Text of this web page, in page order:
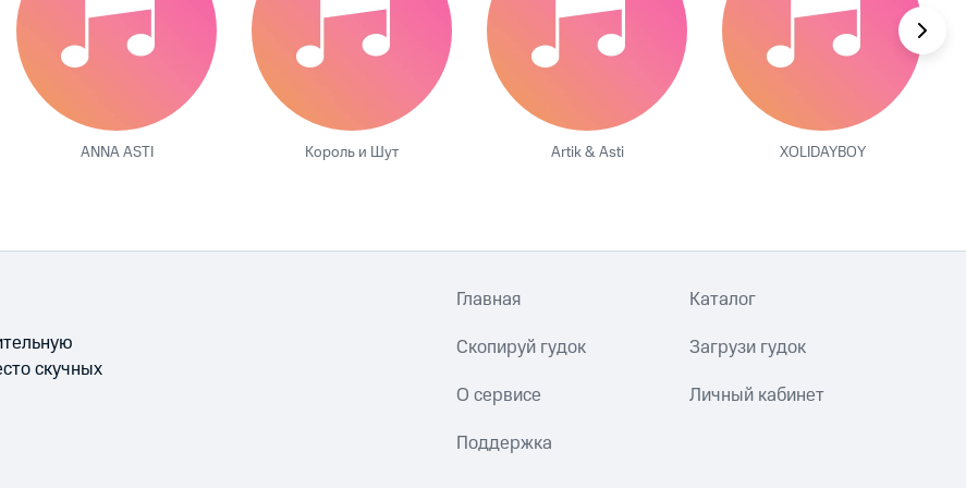
ANNA ASTI Король и Шут Artik & Asti XOLIDAYBOY
скучных
Главная Каталог
Скопируй гудок Загрузи гудок
О сервисе Личный кабинет
Поддержка